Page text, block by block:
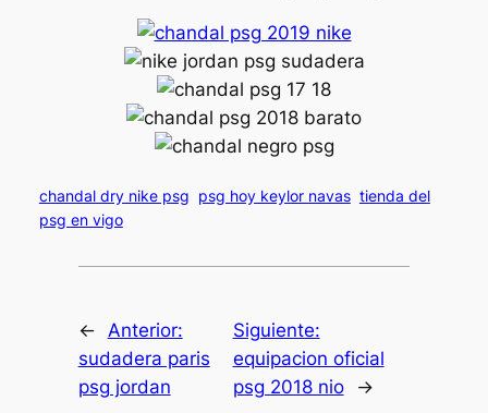
chandal dry nike psg psg hoy keylor navas tienda del
psg en vigo
←
Anterior:
sudadera paris
psg jordan
Siguiente:
equipacion oficial
psg 2018 nio
→